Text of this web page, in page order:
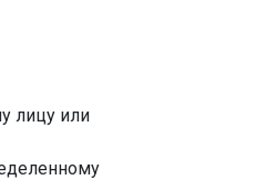
лицу или